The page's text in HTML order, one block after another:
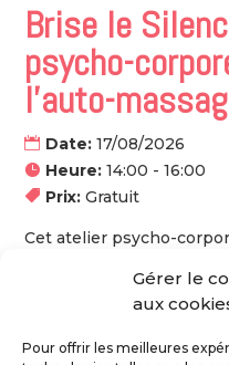
Gérer le
aux
Pour offrir les meilleures
Brise le
psycho-
l'auto-
Date:17/08/2026
Heure:14:00 - 16:00
Prix:Gratuit
Cet atelier psycho-
travers le toucher
Par des techniques
nous apprenons à